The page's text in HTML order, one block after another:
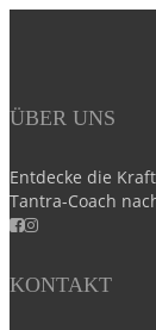
ÜBER UNS
Entdecke die
Tantra-Coach
KONTAKT